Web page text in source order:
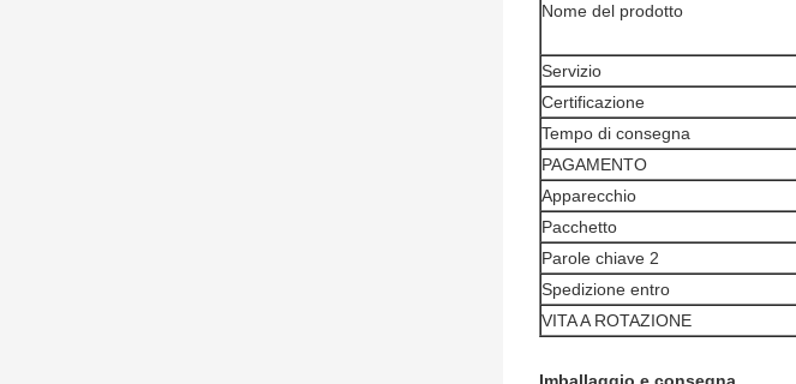
Nome del prodotto
Servizio
Certificazione
Tempo di consegna
PAGAMENTO
Apparecchio
Pacchetto
Parole chiave 2
Spedizione entro
VITA A ROTAZIONE